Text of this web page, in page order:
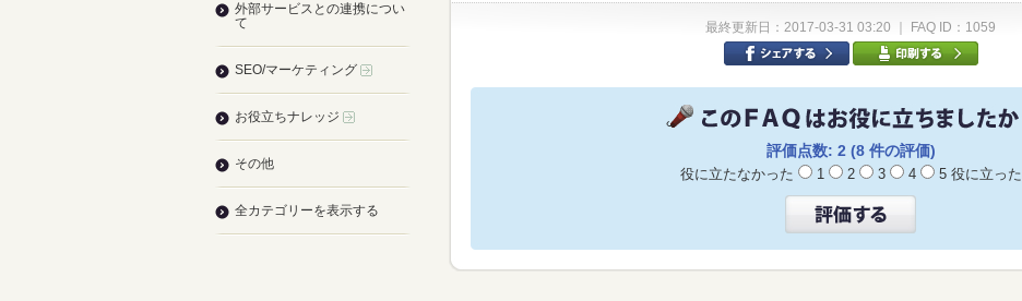
最終更新日：2017-03-31 03:20 ｜ FAQ ID：1059
評価点数: 2 (8 件の評価)
役に立たなかった 1 2 3 4 5 役に立った
外部サービスとの連携につい
て
SEO/マーケティング
お役立ちナレッジ
その他
全カテゴリーを表示する